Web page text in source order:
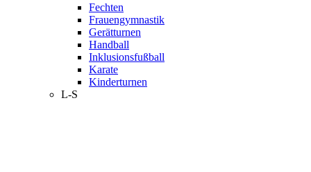
Fechten
Frauengymnastik
Gerätturnen
Handball
Inklusionsfußball
Karate
Kinderturnen
L-S